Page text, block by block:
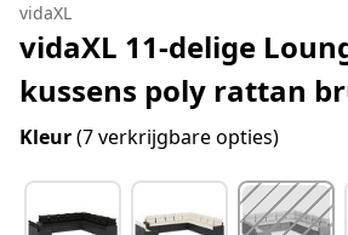
vidaXL
vidaXL 11-delige
kussens poly rattan
Kleur(7 verkrijgbare opties)